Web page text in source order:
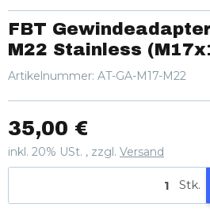
FBT
M22 Stainless
Artikelnummer: AT-GA-M17-M22
35,00 €
inkl. 20% USt. , zzgl. Versand
Stk.